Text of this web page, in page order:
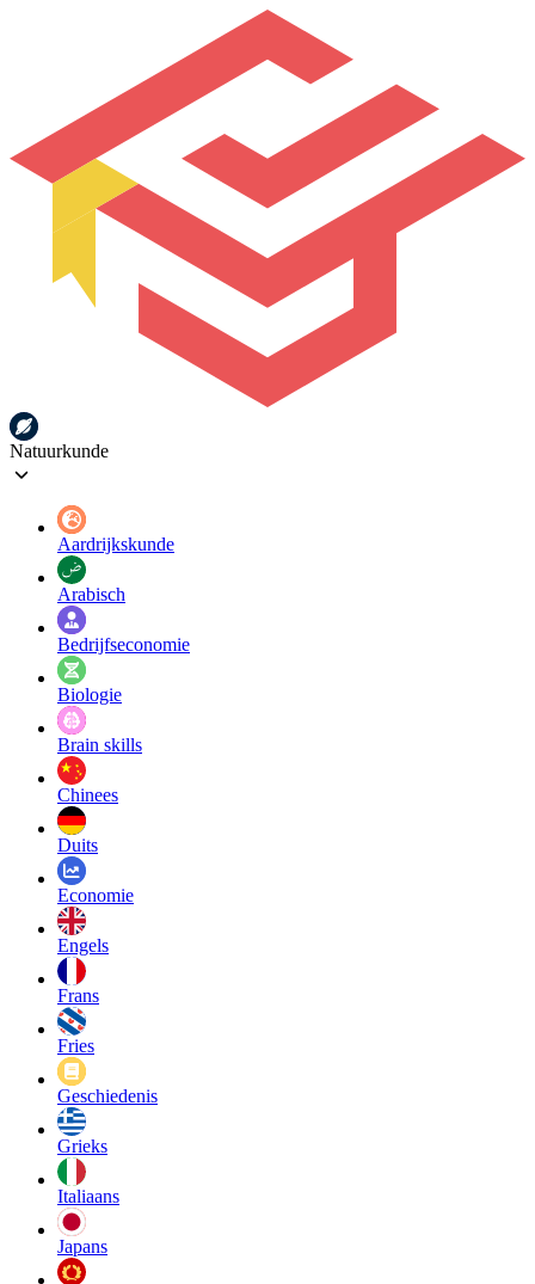
Natuurkunde
Aardrijkskunde
Arabisch
Bedrijfseconomie
Biologie
Brain skills
Chinees
Duits
Economie
Engels
Frans
Fries
Geschiedenis
Grieks
Italiaans
Japans